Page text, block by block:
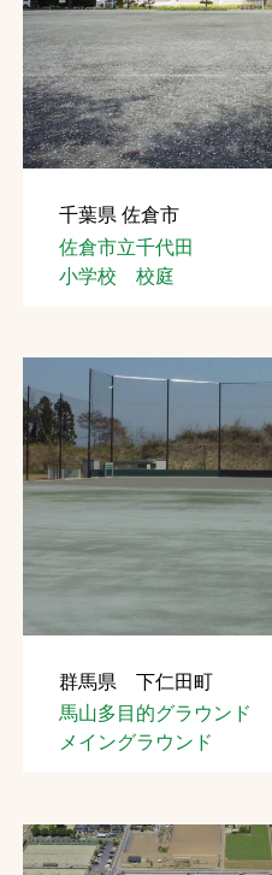
千葉県 佐倉市
佐倉市立千代田
小学校 校庭
群馬県 下仁田町
馬山多目的グラウンド
メイングラウンド